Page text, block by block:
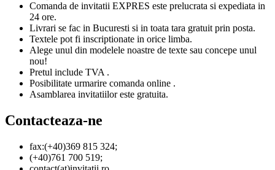
Comanda de invitatii EXPRES este prelucrata si expediata in
24 ore.
Livrari se fac in Bucuresti si in toata tara gratuit prin posta.
Textele pot fi inscriptionate in orice limba.
Alege unul din modelele noastre de texte sau concepe unul
nou!
Pretul include TVA .
Posibilitate urmarire comanda online .
Asamblarea invitatiilor este gratuita.
Contacteaza-ne
fax:(+40)369 815 324;
(+40)761 700 519;